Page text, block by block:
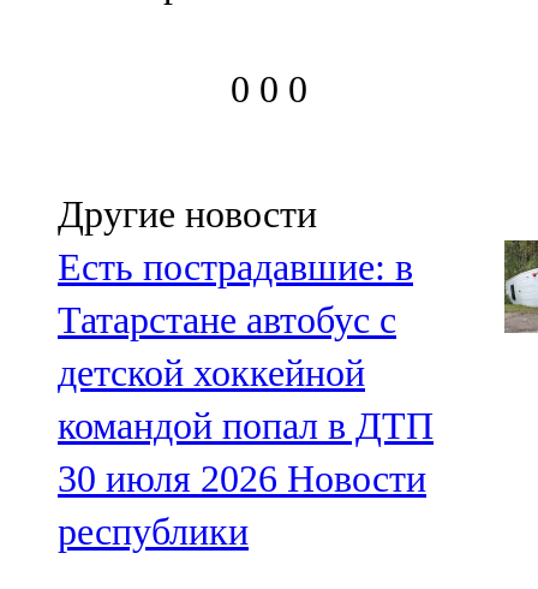
0 0 0
Другие новости
Есть пострадавшие: в
Татарстане автобус с
детской хоккейной
командой попал в ДТП
30 июля 2026 Новости
республики